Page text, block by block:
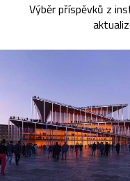
Výběr příspěvků z